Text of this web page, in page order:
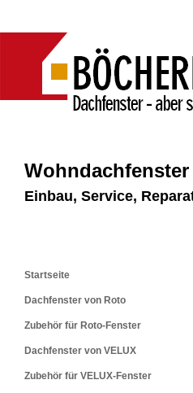
Einbau, Service,
Startseite
Dachfenster von Roto
Zubehör für Roto-Fenster
Dachfenster von VELUX
Zubehör für VELUX-Fenster